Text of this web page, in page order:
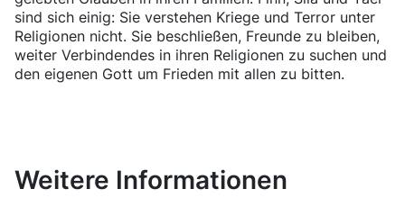
sind sich einig: Sie verstehen Kriege und Terror unter
Religionen nicht. Sie beschließen, Freunde zu bleiben,
weiter Verbindendes in ihren Religionen zu suchen und
den eigenen Gott um Frieden mit allen zu bitten.
Weitere Informationen